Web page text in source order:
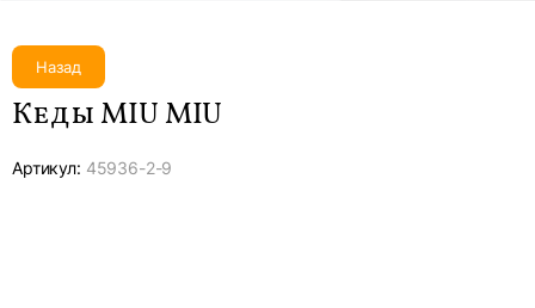
Назад
Кеды MIU MIU
Артикул: 45936-2-9